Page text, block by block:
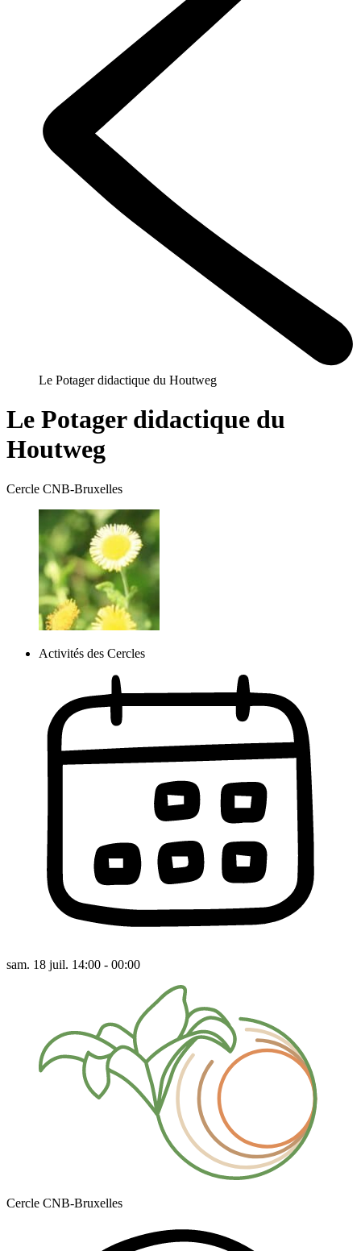
Le Potager didactique du Houtweg
Le Potager didactique du
Houtweg
Cercle CNB-Bruxelles
Activités des Cercles
sam. 18 juil. 14:00 - 00:00
Cercle CNB-Bruxelles